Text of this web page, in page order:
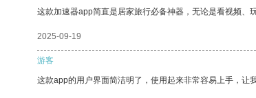
这款加速器app简直是居家旅行必备神器，无论是看视频、
2025-09-19
游客
这款app的用户界面简洁明了，使用起来非常容易上手，让